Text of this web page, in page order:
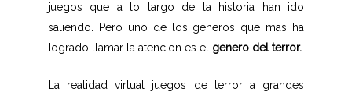
juegos que a lo largo de la historia han ido
saliendo. Pero uno de los géneros que mas ha
logrado llamar la atencion es el genero del terror.
La realidad virtual juegos de terror a grandes